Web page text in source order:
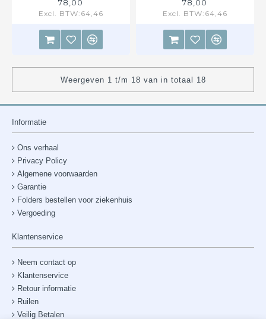
78,00
Excl. BTW:64,46
78,00
Excl. BTW:64,46
Weergeven 1 t/m 18 van in totaal 18
Informatie
Ons verhaal
Privacy Policy
Algemene voorwaarden
Garantie
Folders bestellen voor ziekenhuis
Vergoeding
Klantenservice
Neem contact op
Klantenservice
Retour informatie
Ruilen
Veilig Betalen